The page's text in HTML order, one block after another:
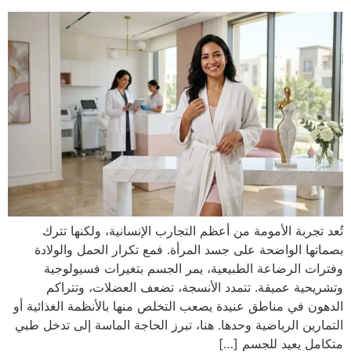
تُعد تجربة الأمومة من أعظم التجارب الإنسانية، ولكنها تترك
بصماتها الواضحة على جسد المرأة. فمع تكرار الحمل والولادة
وفترات الرضاعة الطبيعية، يمر الجسم بتغيرات فسيولوجية
وتشريحية عميقة. تتمدد الأنسجة، تضعف العضلات، وتتراكم
الدهون في مناطق عنيدة يصعب التخلص منها بالأنظمة الغذائية أو
التمارين الرياضية وحدها. هنا، تبرز الحاجة الماسة إلى تدخل طبي
متكامل يعيد للجسم […]